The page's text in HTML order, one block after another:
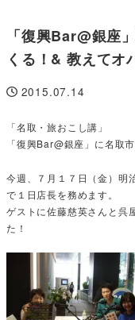
「復興Bar@銀座
くる！& 教えてオ
投稿日
2015.07.14
「名取・旅おこし講」
「復興Bar@銀座」に名取
今週、７月１７日（金）明
で１日店長を務めます。
ゲストに佐藤慈英さんと呉
た！